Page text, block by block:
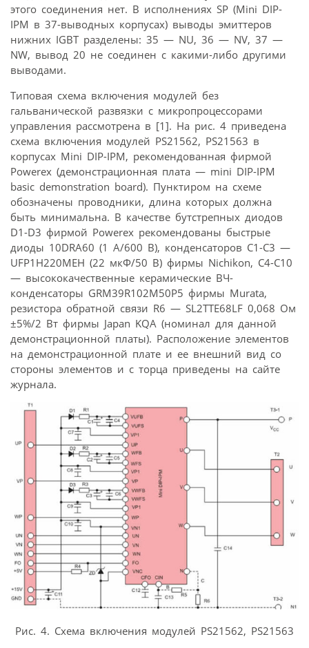
этого соединения нет. В исполнениях SP (Mini DIP-
IPM в 37-выводных корпусах) выводы эмиттеров
нижних IGBT разделены: 35 — NU, 36 — NV, 37 —
NW, вывод 20 не соединен с какими-либо другими
выводами.
Типовая схема включения модулей без
гальванической развязки с микропроцессорами
управления рассмотрена в [1]. На рис. 4 приведена
схема включения модулей PS21562, PS21563 в
корпусах Mini DIP-IPM, рекомендованная фирмой
Powerex (демонстрационная плата — mini DIP-IPM
basic demonstration board). Пунктиром на схеме
обозначены проводники, длина которых должна
быть минимальна. В качестве бутстрепных диодов
D1-D3 фирмой Powerex рекомендованы быстрые
диоды 10DRA60 (1 А/600 В), конденсаторов C1-C3 —
UFP1H220MEH (22 мкФ/50 В) фирмы Nichikon, С4-С10
— высококачественные керамические ВЧ-
конденсаторы GRM39R102M50P5 фирмы Murata,
резистора обратной связи R6 — SL2TTE68LF 0,068 Ом
±5%/2 Вт фирмы Japan KQA (номинал для данной
демонстрационной платы). Расположение элементов
на демонстрационной плате и ее внешний вид со
стороны элементов и с торца приведены на сайте
журнала.
Рис. 4. Схема включения модулей PS21562, PS21563